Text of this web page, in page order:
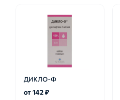
ДИКЛО-Ф
от 142 ₽